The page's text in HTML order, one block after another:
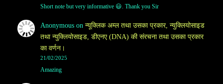
Short note but very informative 😃. Thank you Sir
Anonymouson न्यूक्लिक अम्ल तथा उसका प्रकार, न्युक्लियोसाइड
तथा न्युक्लियोसाइड, डीएनए (DNA) की संरचना तथा उसका प्रकार
का वर्णन।
21/02/2025
Amazing